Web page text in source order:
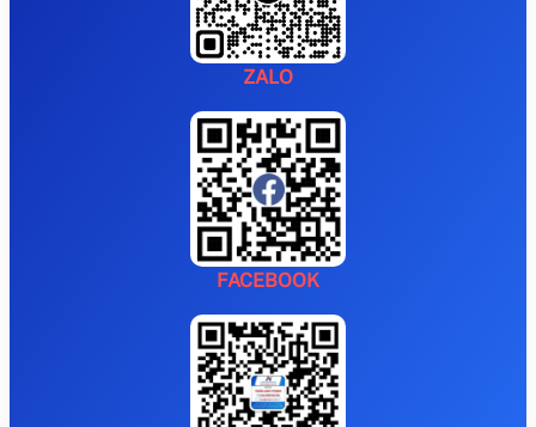
ZALO
FACEBOOK